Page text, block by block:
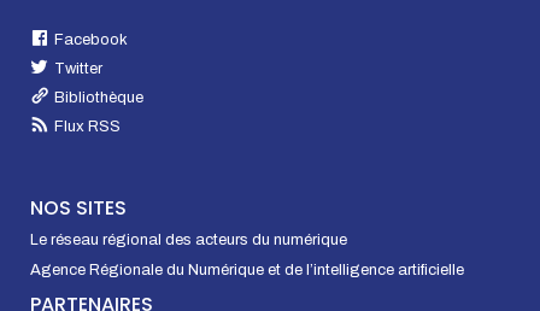
Facebook
Twitter
Bibliothèque
Flux RSS
NOS SITES
Le réseau régional des acteurs du numérique
Agence Régionale du Numérique et de l’intelligence artificielle
PARTENAIRES